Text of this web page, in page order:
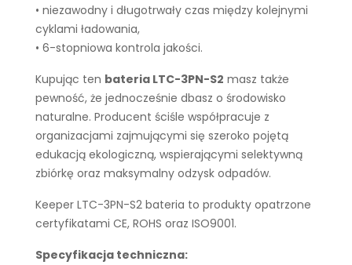
• niezawodny i długotrwały czas między kolejnymi
cyklami ładowania,
• 6-stopniowa kontrola jakości.
Kupując ten bateria LTC-3PN-S2 masz także
pewność, że jednocześnie dbasz o środowisko
naturalne. Producent ściśle współpracuje z
organizacjami zajmującymi się szeroko pojętą
edukacją ekologiczną, wspierającymi selektywną
zbiórkę oraz maksymalny odzysk odpadów.
Keeper LTC-3PN-S2 bateria to produkty opatrzone
certyfikatami CE, ROHS oraz ISO9001.
Specyfikacja techniczna: